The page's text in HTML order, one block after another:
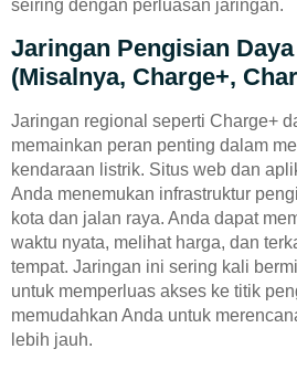
seiring dengan perluasan jaringan.
Jaringan Pengisian
(misalnya, Charge+,
Jaringan regional seperti Charge+
memainkan peran penting dalam
kendaraan listrik. Situs web dan
Anda menemukan infrastruktur
kota dan jalan raya. Anda dapat
waktu nyata, melihat harga, dan
tempat. Jaringan ini sering kali
untuk memperluas akses ke titik
memudahkan Anda untuk
lebih jauh.